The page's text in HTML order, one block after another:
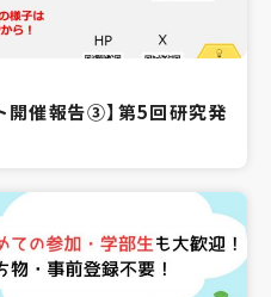
開催報告③】第5回研究発